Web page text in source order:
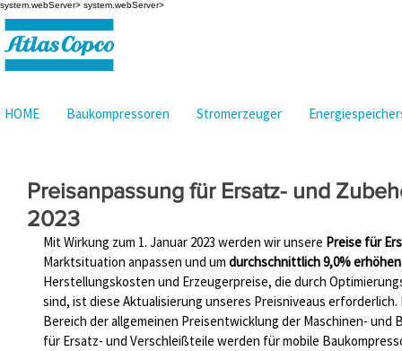
system.webServer> system.webServer>
HOME Baukompressoren Stromerzeuger
Preisanpassung für Ersatz- und
2023
Mit Wirkung zum 1. Januar 2023 werden wir unsere Preise für
Marktsituation anpassen und um durchschnittlich 9,0% erhöhen
Herstellungskosten und Erzeugerpreise, die durch
sind, ist diese Aktualisierung unseres Preisniveaus
Bereich der allgemeinen Preisentwicklung der Maschinen-
für Ersatz- und Verschleißteile werden für mobile